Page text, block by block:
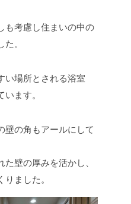
も考慮し住まいの中の
。
い場所とされる浴室
ます。
壁の角もアールにして
壁の厚みを活かし、
ました。